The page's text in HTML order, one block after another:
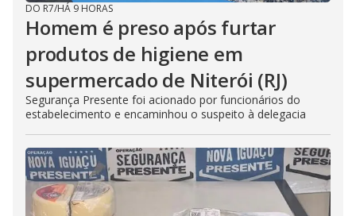
DO R7/HÁ 9 HORAS
Homem é preso após furtar
produtos de higiene em
supermercado de Niterói (RJ)
Segurança Presente foi acionado por funcionários do
estabelecimento e encaminhou o suspeito à delegacia